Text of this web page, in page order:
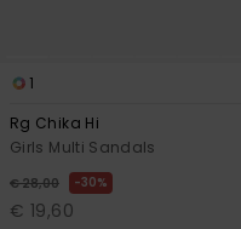
1
Rg Chika Hi
Girls Multi Sandals
€ 28,00 30%
€ 19,60